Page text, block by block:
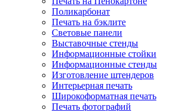
Поликарбонат
Печать на бэклите
Световые панели
Выставочные стенды
Информационные стойки
Информационные стенды
Изготовление штендеров
Интерьерная печать
Широкоформатная печать
Печать фотографий